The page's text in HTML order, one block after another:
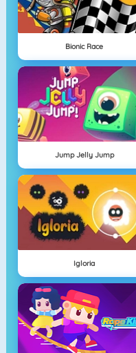
Bionic Race
Jump Jelly Jump
Igloria